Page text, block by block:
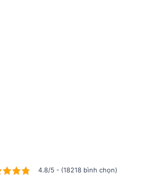
4.8/5 - (18218 bình chọn)